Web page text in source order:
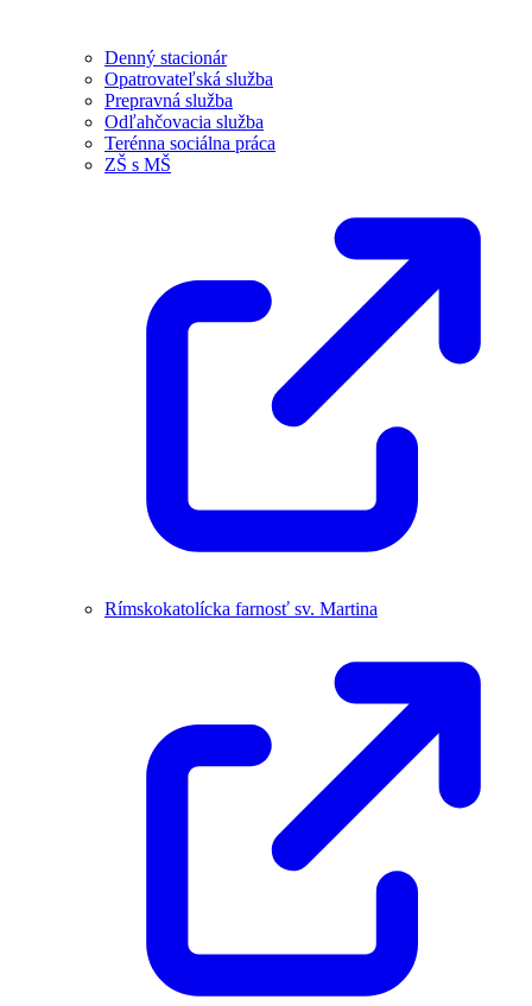
Denný stacionár
Opatrovateľská služba
Prepravná služba
Odľahčovacia služba
Terénna sociálna práca
ZŠ s MŠ
Rímskokatolícka farnosť sv. Martina